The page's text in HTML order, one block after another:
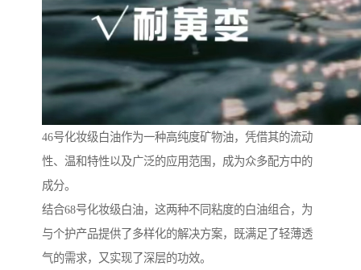
46号化妆级白油作为一种高纯度矿物油，凭借其的流动
性、温和特性以及广泛的应用范围，成为众多配方中的
成分。
结合68号化妆级白油，这两种不同粘度的白油组合，为
与个护产品提供了多样化的解决方案，既满足了轻薄透
气的需求，又实现了深层的功效。